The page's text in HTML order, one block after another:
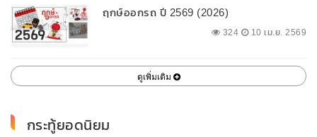
ฤกษ์ออกรถ ปี 2569 (2026)
324 10 เม.ย. 2569
ดูเพิ่มเติม
กระทู้ยอดนิยม